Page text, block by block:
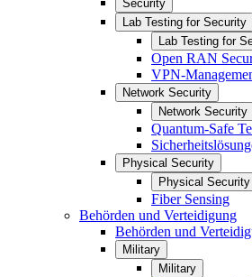
Security
Lab Testing for Security
Lab Testing for
Open RAN
VPN-
Network Security
Network Security
Quantum-Safe
Physical Security
Physical Security
Fiber Sensing
Behörden und Verteidigung
Behörden und
Military
Military